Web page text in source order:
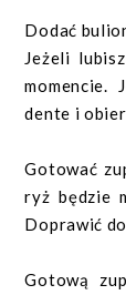
Dodać
Jeżeli
dente i
Gotować
ryż będzie
Doprawić
Gotową